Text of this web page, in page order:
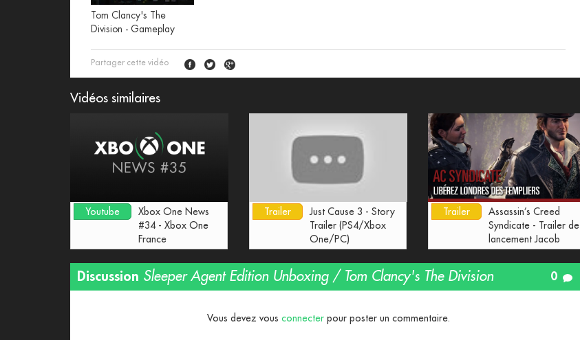
Tom Clancy's The
Division - Gameplay
Partager cette vidéo
Vidéos similaires
Youtube
Xbox One News
#34 - Xbox One
France
Trailer
Just Cause 3 - Story
Trailer (PS4/Xbox
One/PC)
Trailer
Assassin’s Creed
Syndicate - Trailer de
lancement Jacob
0
Discussion Sleeper Agent Edition Unboxing / Tom Clancy's The Division
Vous devez vous connecterpour poster un commentaire.